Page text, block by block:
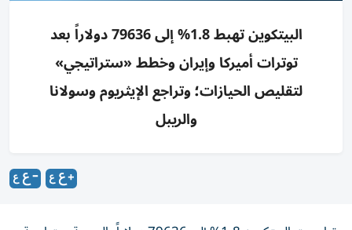
البيتكوين تهبط 1.8% إلى 79636 دولاراً بعد
توترات أميركا وإيران وخطط «ستراتيجي»
لتقليص الحيازات؛ وتراجع الإيثريوم وسولانا
والريبل